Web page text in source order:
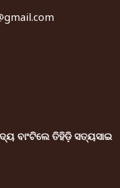
ବାଂଟିଲେ ତିହିଡି଼ ସତ୍ୟସାଇ